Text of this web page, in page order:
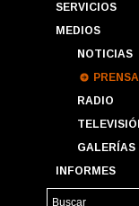
SERVICIOS
MEDIOS
NOTICIAS
PRENSA
RADIO
GALERÍAS
INFORMES